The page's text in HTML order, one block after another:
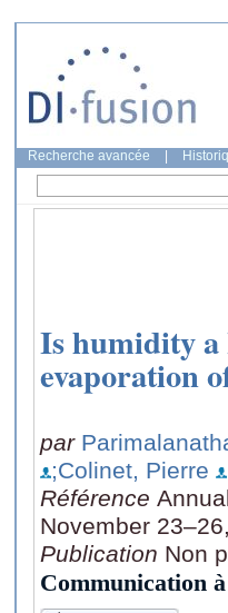
Recherche avancée
Is humidity
evaporation
par
;Colinet, Pierre
Référence
November
Publication Non
Communication